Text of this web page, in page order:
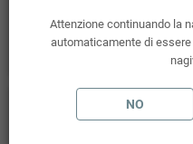
(incl. imp. consumo: 0,72 €)
Attenzione continuando la
automaticamente di
NO